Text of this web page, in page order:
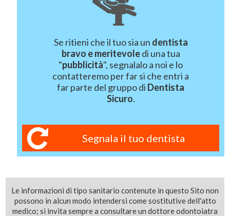
Se ritieni che il tuo sia un dentista
bravo e meritevoledi una tua
"pubblicità", segnalalo a noi e lo
contatteremo per far si che entri a
far parte del gruppo di Dentista
Sicuro.
Segnala il tuo dentista
Le informazioni di tipo sanitario contenute in questo Sito non
possono in alcun modo intendersi come sostitutive dell'atto
medico; si invita sempre a consultare un dottore odontoiatra